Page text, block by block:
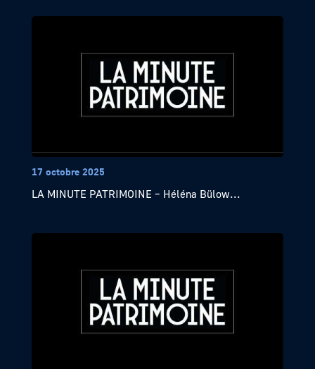
17 octobre 2025
LA MINUTE PATRIMOINE – Héléna Bülow...